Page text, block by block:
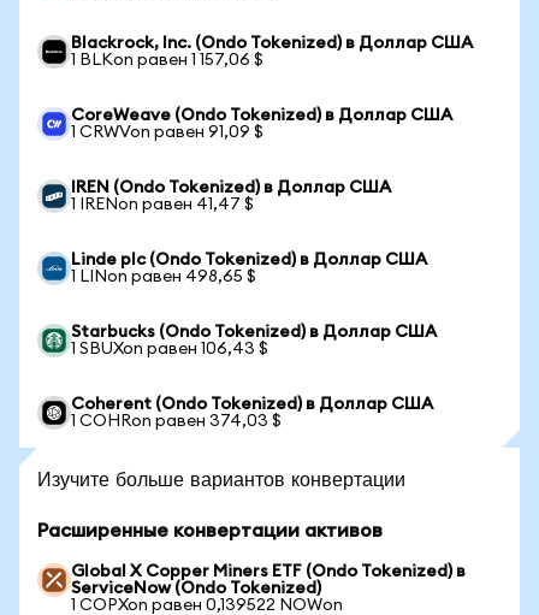
Blackrock, Inc. (Ondo Tokenized) в Доллар США
1 BLKon равен 1 157,06 $
CoreWeave (Ondo Tokenized) в Доллар США
1 CRWVon равен 91,09 $
IREN (Ondo Tokenized) в Доллар США
1 IRENon равен 41,47 $
Linde plc (Ondo Tokenized) в Доллар США
1 LINon равен 498,65 $
Starbucks (Ondo Tokenized) в Доллар США
1 SBUXon равен 106,43 $
Coherent (Ondo Tokenized) в Доллар США
1 COHRon равен 374,03 $
Изучите больше вариантов конвертации
Расширенные конвертации активов
Global X Copper Miners ETF (Ondo Tokenized) в
ServiceNow (Ondo Tokenized)
1 COPXon равен 0,139522 NOWon